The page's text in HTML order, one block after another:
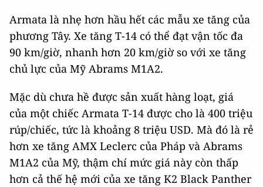
Armata là nhẹ hơn hầu hết các mẫu xe tăng của
phương Tây. Xe tăng T-14 có thể đạt vận tốc đa
90 km/giờ, nhanh hơn 20 km/giờ so với xe tăng
chủ lực của Mỹ Abrams M1A2.
Mặc dù chưa hề được sản xuất hàng loạt, giá
của một chiếc Armata T-14 được cho là 400 triệu
rúp/chiếc, tức là khoảng 8 triệu USD. Mà đó là rẻ
hơn xe tăng AMX Leclerc của Pháp và Abrams
M1A2 của Mỹ, thậm chí mức giá này còn thấp
hơn cả thế hệ mới của xe tăng K2 Black Panther